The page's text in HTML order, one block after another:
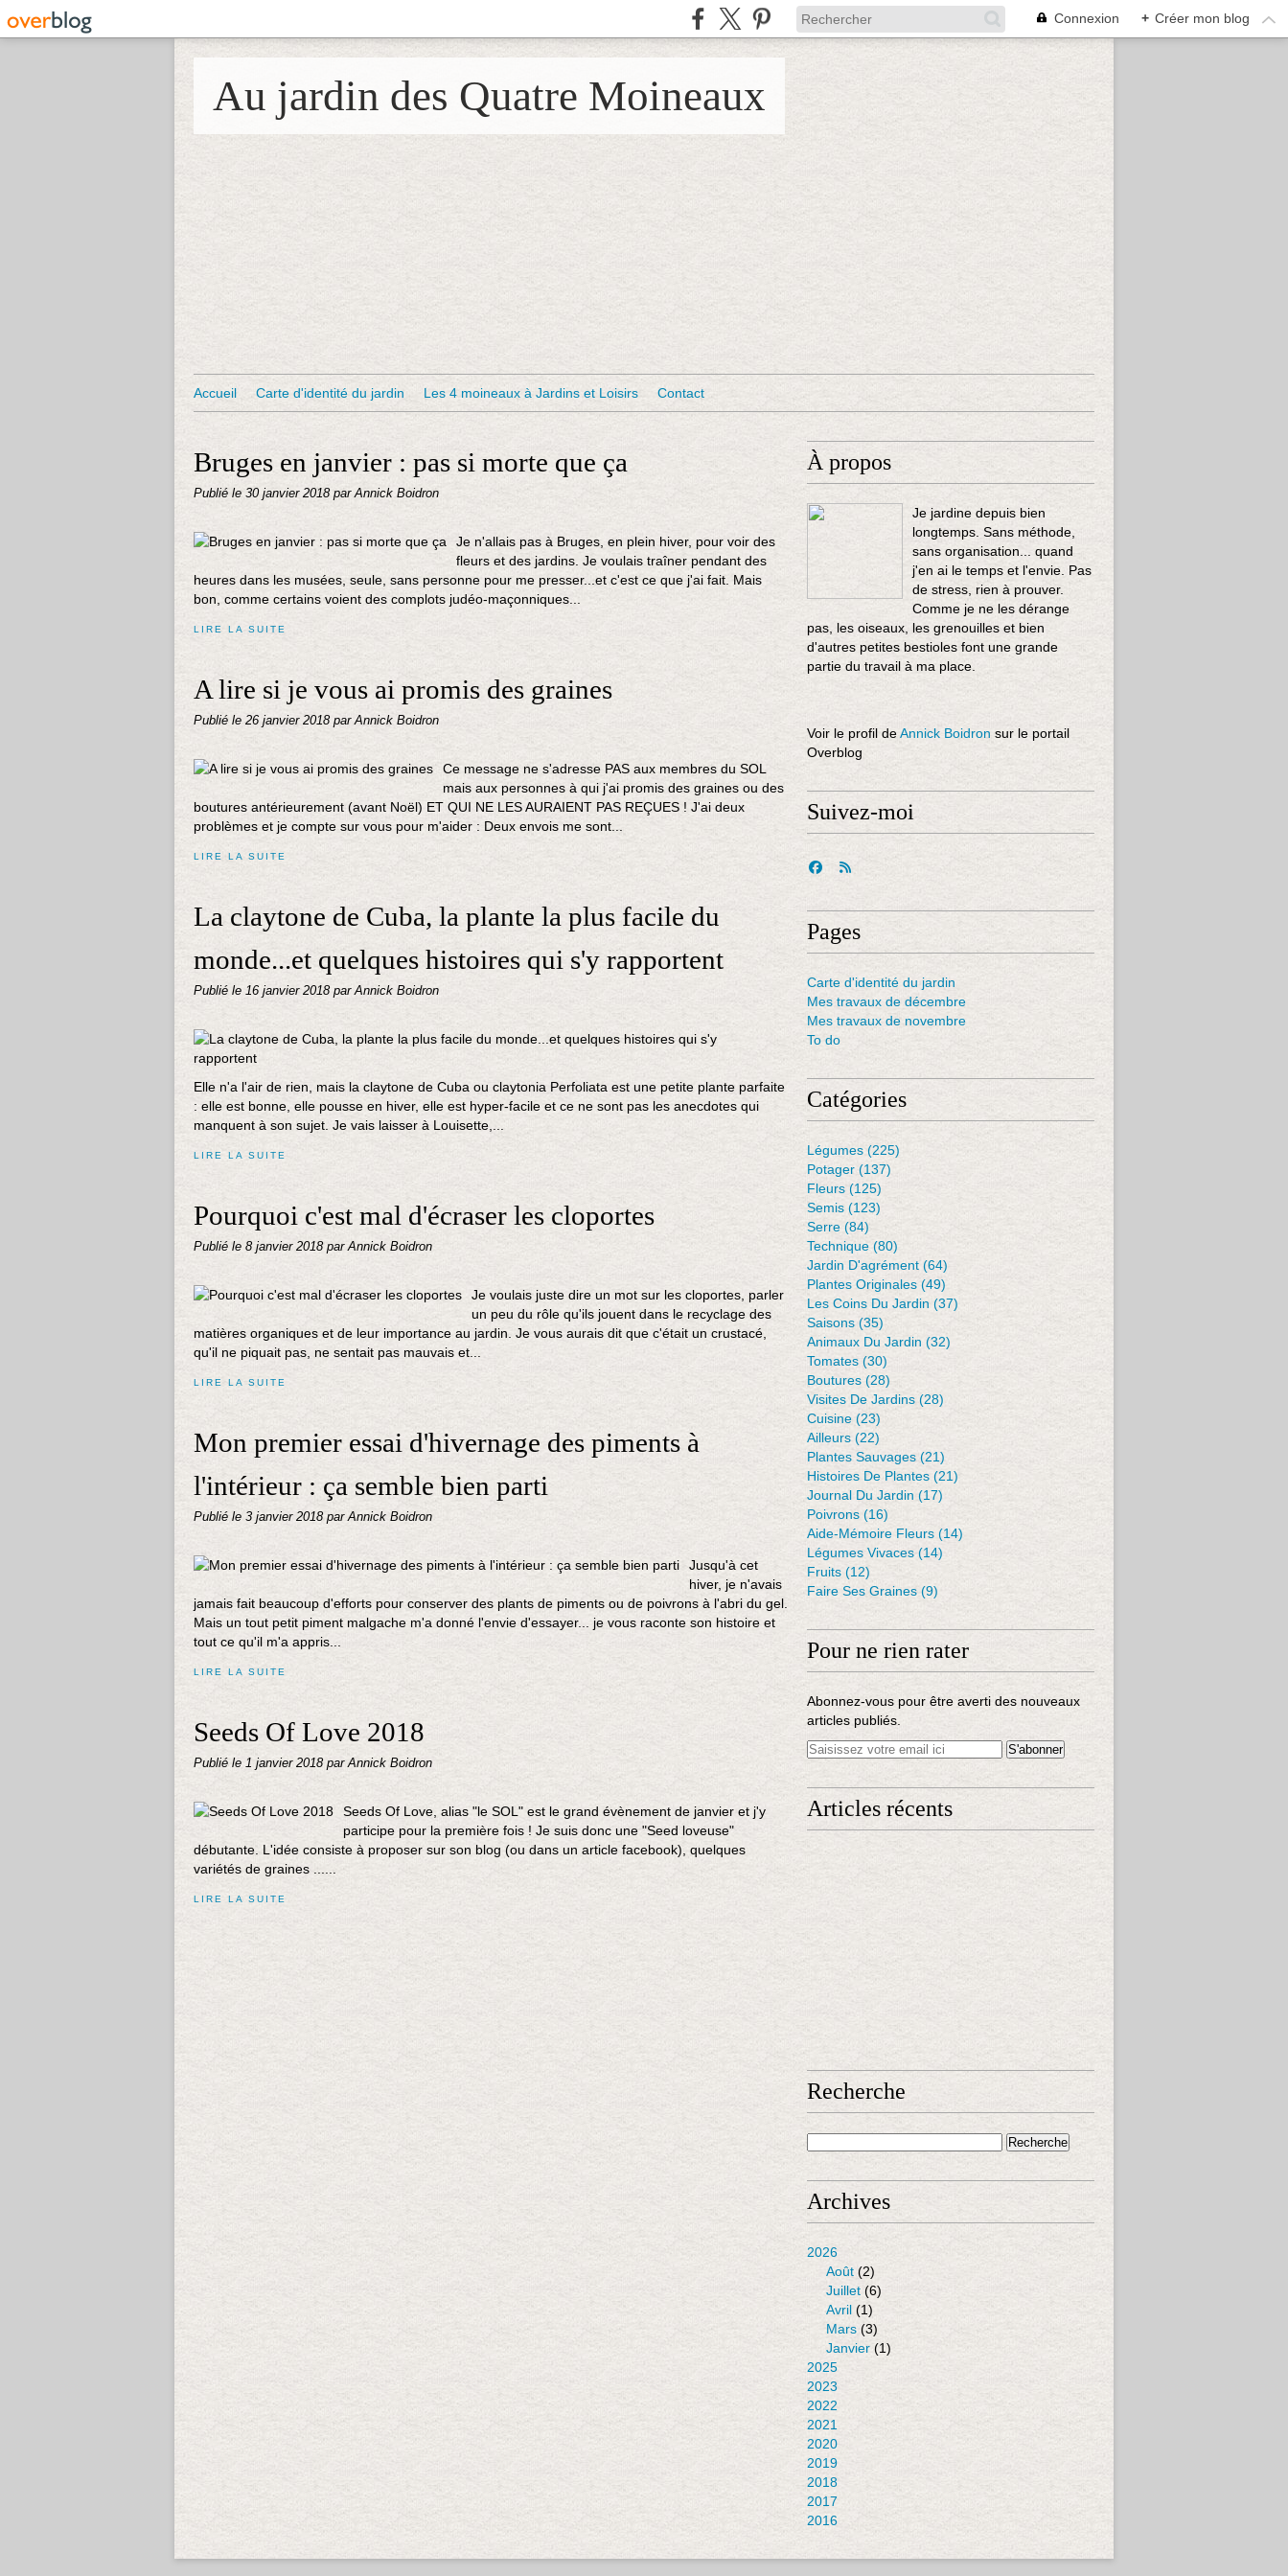
Connexion + Créer mon blog
Au jardin des Quatre Moineaux
Accueil Carte d'identité du jardin Les 4 moineaux à Jardins et Loisirs Contact
Bruges en janvier : pas si morte que ça
Publié le 30 janvier 2018 par Annick Boidron
Je n'allais pas à Bruges, en plein hiver, pour voir des
fleurs et des jardins. Je voulais traîner pendant des
heures dans les musées, seule, sans personne pour me presser...et c'est ce que j'ai fait. Mais
bon, comme certains voient des complots judéo-maçonniques...
LIRE LA SUITE
A lire si je vous ai promis des graines
Publié le 26 janvier 2018 par Annick Boidron
Ce message ne s'adresse PAS aux membres du SOL
mais aux personnes à qui j'ai promis des graines ou des
boutures antérieurement (avant Noël) ET QUI NE LES AURAIENT PAS REÇUES ! J'ai deux
problèmes et je compte sur vous pour m'aider : Deux envois me sont...
LIRE LA SUITE
La claytone de Cuba, la plante la plus facile du
monde...et quelques histoires qui s'y rapportent
Publié le 16 janvier 2018 par Annick Boidron
Elle n'a l'air de rien, mais la claytone de Cuba ou claytonia Perfoliata est une petite plante parfaite
: elle est bonne, elle pousse en hiver, elle est hyper-facile et ce ne sont pas les anecdotes qui
manquent à son sujet. Je vais laisser à Louisette,...
LIRE LA SUITE
Pourquoi c'est mal d'écraser les cloportes
Publié le 8 janvier 2018 par Annick Boidron
Je voulais juste dire un mot sur les cloportes, parler
un peu du rôle qu'ils jouent dans le recyclage des
matières organiques et de leur importance au jardin. Je vous aurais dit que c'était un crustacé,
qu'il ne piquait pas, ne sentait pas mauvais et...
LIRE LA SUITE
Mon premier essai d'hivernage des piments à
l'intérieur : ça semble bien parti
Publié le 3 janvier 2018 par Annick Boidron
Jusqu'à cet
hiver, je n'avais
jamais fait beaucoup d'efforts pour conserver des plants de piments ou de poivrons à l'abri du gel.
Mais un tout petit piment malgache m'a donné l'envie d'essayer... je vous raconte son histoire et
tout ce qu'il m'a appris...
LIRE LA SUITE
Seeds Of Love 2018
Publié le 1 janvier 2018 par Annick Boidron
Seeds Of Love, alias "le SOL" est le grand évènement de janvier et j'y
participe pour la première fois ! Je suis donc une "Seed loveuse"
débutante. L'idée consiste à proposer sur son blog (ou dans un article facebook), quelques
variétés de graines ......
LIRE LA SUITE
À propos
Je jardine depuis bien
longtemps. Sans méthode,
sans organisation... quand
j'en ai le temps et l'envie. Pas
de stress, rien à prouver.
Comme je ne les dérange
pas, les oiseaux, les grenouilles et bien
d'autres petites bestioles font une grande
partie du travail à ma place.
Voir le profil deAnnick Boidron sur le portail
Overblog
Suivez-moi
Pages
Carte d'identité du jardin
Mes travaux de décembre
Mes travaux de novembre
To do
Catégories
Légumes (225)
Potager (137)
Fleurs (125)
Semis (123)
Serre (84)
Technique (80)
Jardin D'agrément (64)
Plantes Originales (49)
Les Coins Du Jardin (37)
Saisons (35)
Animaux Du Jardin (32)
Tomates (30)
Boutures (28)
Visites De Jardins (28)
Cuisine (23)
Ailleurs (22)
Plantes Sauvages (21)
Histoires De Plantes (21)
Journal Du Jardin (17)
Poivrons (16)
Aide-Mémoire Fleurs (14)
Légumes Vivaces(14)
Fruits (12)
Faire Ses Graines (9)
Pour ne rien rater
Abonnez-vous pour être averti des nouveaux
articles publiés.
Articles récents
Recherche
Archives
2026
Août (2)
Juillet (6)
Avril (1)
Mars (3)
Janvier (1)
2025
2023
2022
2021
2020
2019
2018
2017
2016